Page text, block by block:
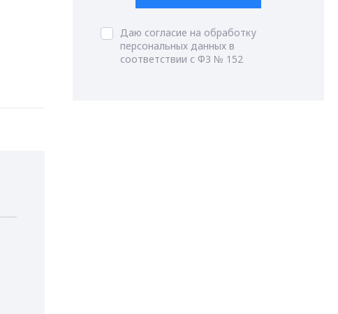
Даю согласие на обработку
персональных данных в
соответствии с ФЗ № 152